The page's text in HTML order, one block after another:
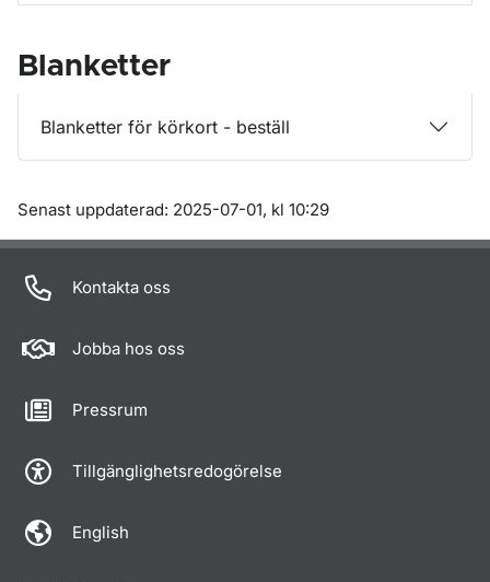
Blanketter
Blanketter för körkort - beställ
Om sidan
Senast uppdaterad: 2025-07-01, kl 10:29
Kontakta oss
Jobba hos oss
Pressrum
Tillgänglighetsredogörelse
English